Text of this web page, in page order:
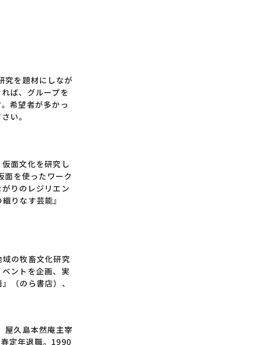
究を題材にしなが
ば、グループを
希望者が多かっ
い。
面文化を研究し
面を使ったワーク
りのレジリエン
りなす芸能』
の牧畜文化研究
ントを企画、実
（のら書店）、
屋久島本然庵主宰
定年退職。1990